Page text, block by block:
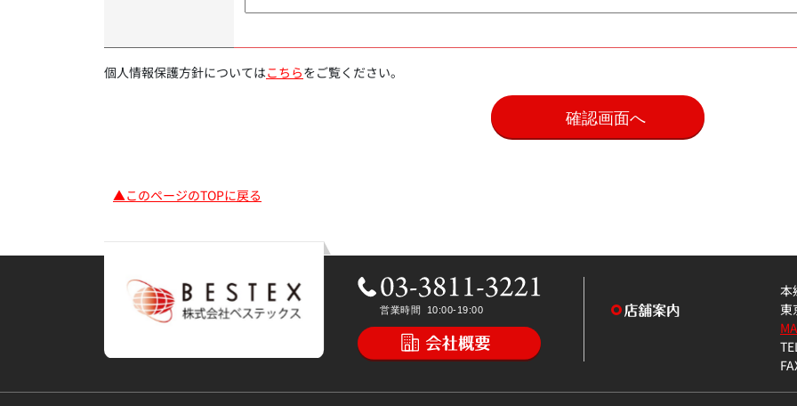
個人情報保護方針についてはこちらをご覧ください。
▲このページのTOPに戻る
本
東